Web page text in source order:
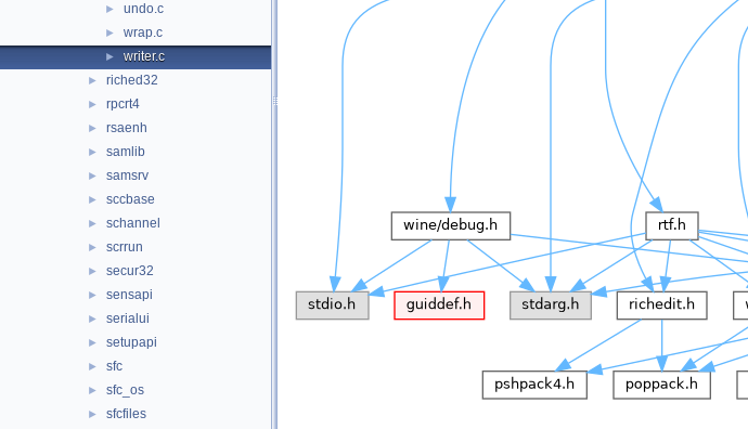
► undo.c
► wrap.c
► writer.c
► riched32
► rpcrt4
► rsaenh
► samlib
► samsrv
► sccbase
► schannel
► scrrun
► secur32
► sensapi
► serialui
► setupapi
► sfc
► sfc_os
► sfcfiles